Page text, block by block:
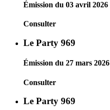
Émission du 03 avril 2026
Consulter
Le Party 969
Émission du 27 mars 2026
Consulter
Le Party 969